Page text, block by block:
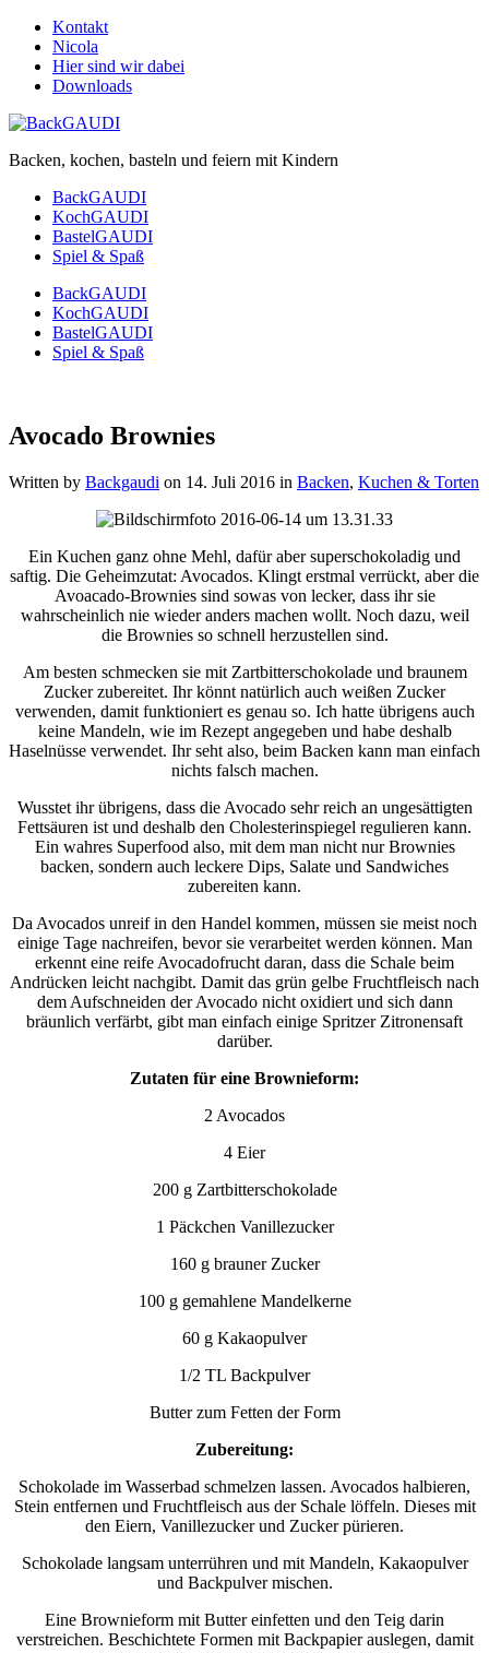
Kontakt
Nicola
Hier sind wir dabei
Downloads
Backen, kochen, basteln und feiern mit Kindern
BackGAUDI
KochGAUDI
BastelGAUDI
Spiel & Spaß
BackGAUDI
KochGAUDI
BastelGAUDI
Spiel & Spaß
Avocado Brownies
Written by Backgaudi on 14. Juli 2016 in Backen, Kuchen & Torten
Ein Kuchen ganz ohne Mehl, dafür aber superschokoladig und
saftig. Die Geheimzutat: Avocados. Klingt erstmal verrückt, aber die
Avoacado-Brownies sind sowas von lecker, dass ihr sie
wahrscheinlich nie wieder anders machen wollt. Noch dazu, weil
die Brownies so schnell herzustellen sind.
Am besten schmecken sie mit Zartbitterschokolade und braunem
Zucker zubereitet. Ihr könnt natürlich auch weißen Zucker
verwenden, damit funktioniert es genau so. Ich hatte übrigens auch
keine Mandeln, wie im Rezept angegeben und habe deshalb
Haselnüsse verwendet. Ihr seht also, beim Backen kann man einfach
nichts falsch machen.
Wusstet ihr übrigens, dass die Avocado sehr reich an ungesättigten
Fettsäuren ist und deshalb den Cholesterinspiegel regulieren kann.
Ein wahres Superfood also, mit dem man nicht nur Brownies
backen, sondern auch leckere Dips, Salate und Sandwiches
zubereiten kann.
Da Avocados unreif in den Handel kommen, müssen sie meist noch
einige Tage nachreifen, bevor sie verarbeitet werden können. Man
erkennt eine reife Avocadofrucht daran, dass die Schale beim
Andrücken leicht nachgibt. Damit das grün gelbe Fruchtfleisch nach
dem Aufschneiden der Avocado nicht oxidiert und sich dann
bräunlich verfärbt, gibt man einfach einige Spritzer Zitronensaft
darüber.
Zutaten für eine Brownieform:
2 Avocados
4 Eier
200 g Zartbitterschokolade
1 Päckchen Vanillezucker
160 g brauner Zucker
100 g gemahlene Mandelkerne
60 g Kakaopulver
1/2 TL Backpulver
Butter zum Fetten der Form
Zubereitung:
Schokolade im Wasserbad schmelzen lassen. Avocados halbieren,
Stein entfernen und Fruchtfleisch aus der Schale löffeln. Dieses mit
den Eiern, Vanillezucker und Zucker pürieren.
Schokolade langsam unterrühren und mit Mandeln, Kakaopulver
und Backpulver mischen.
Eine Brownieform mit Butter einfetten und den Teig darin
verstreichen. Beschichtete Formen mit Backpapier auslegen, damit